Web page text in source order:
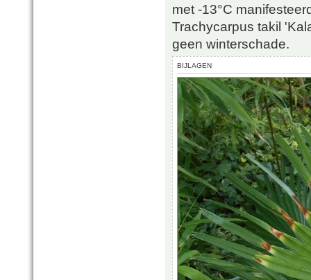
met -13°C
Trachycarpus takil
geen winterschade.
BIJLAGEN